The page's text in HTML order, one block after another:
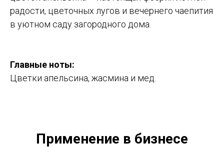
радости, цветочных лугов и вечернего чаепития
в уютном саду загородного дома.
Главные ноты:
Цветки апельсина, жасмина и мед.
Применение в бизнесе